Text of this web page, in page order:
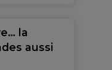
la
aussi